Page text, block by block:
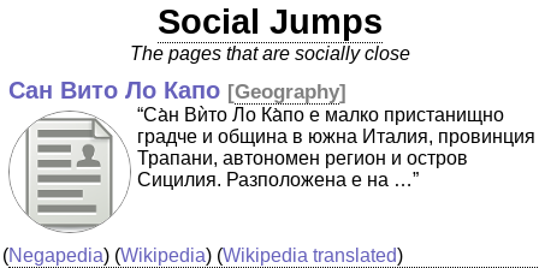
Social Jumps
The pages that are socially close
Сан Вито Ло Капо [Geography]
“Са̀н Вѝто Ло Ка̀по е малко пристанищно
градче и община в южна Италия, провинция
Трапани, автономен регион и остров
Сицилия. Разположена е на …”
(Negapedia) (Wikipedia) (Wikipedia translated)